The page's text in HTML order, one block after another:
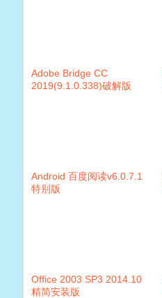
Adobe Bridge CC
2019(9.1.0.338)破解版
Android 百度阅读v6.0.7.1
特别版
Office 2003 SP3 2014.10
精简安装版